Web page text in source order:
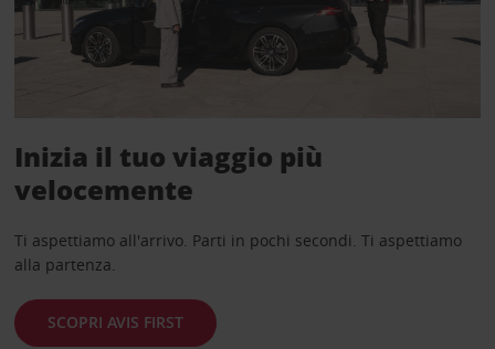
Inizia il tuo viaggio più
velocemente
Ti aspettiamo all'arrivo. Parti in pochi secondi. Ti aspettiamo
alla partenza.
SCOPRI AVIS FIRST